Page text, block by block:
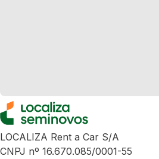
LOCALIZA Rent a Car S/A
CNPJ nº 16.670.085/0001-55